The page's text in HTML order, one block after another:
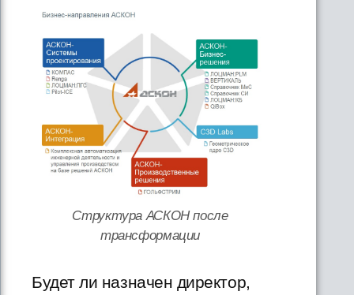
Структура АСКОН после
трансформации
Будет ли назначен директор,